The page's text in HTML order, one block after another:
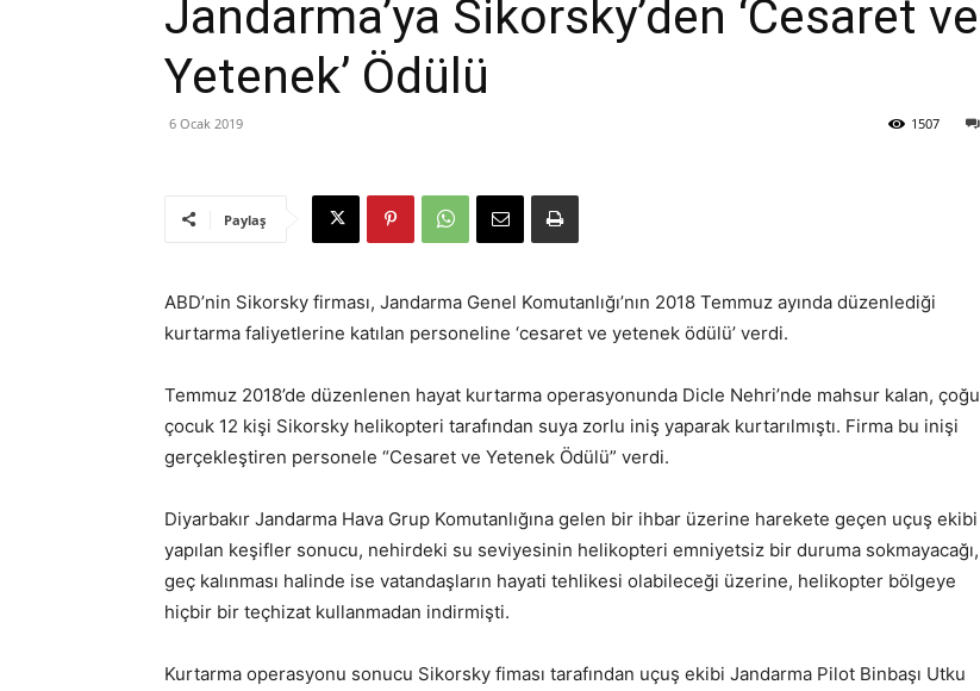
Jandarma’ya Sikorsky’den ‘Cesaret ve
Yetenek’ Ödülü
6 Ocak 2019 1507
Paylaş
ABD’nin Sikorsky firması, Jandarma Genel Komutanlığı’nın 2018 Temmuz ayında düzenlediği
kurtarma faliyetlerine katılan personeline ‘cesaret ve yetenek ödülü’ verdi.
Temmuz 2018’de düzenlenen hayat kurtarma operasyonunda Dicle Nehri’nde mahsur kalan, çoğu
çocuk 12 kişi Sikorsky helikopteri tarafından suya zorlu iniş yaparak kurtarılmıştı. Firma bu inişi
gerçekleştiren personele “Cesaret ve Yetenek Ödülü” verdi.
Diyarbakır Jandarma Hava Grup Komutanlığına gelen bir ihbar üzerine harekete geçen uçuş ekibi
yapılan keşifler sonucu, nehirdeki su seviyesinin helikopteri emniyetsiz bir duruma sokmayacağı,
geç kalınması halinde ise vatandaşların hayati tehlikesi olabileceği üzerine, helikopter bölgeye
hiçbir bir teçhizat kullanmadan indirmişti.
Kurtarma operasyonu sonucu Sikorsky fiması tarafından uçuş ekibi Jandarma Pilot Binbaşı Utku